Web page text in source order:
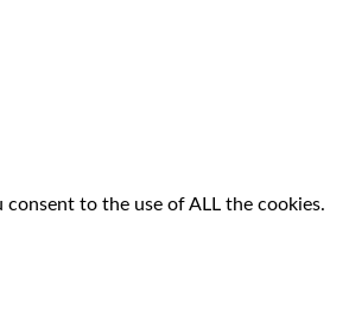
to the use of ALL the cookies.